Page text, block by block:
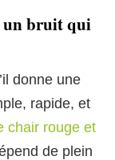
un bruit qui
donne une
rapide, et
chair rouge et
de plein